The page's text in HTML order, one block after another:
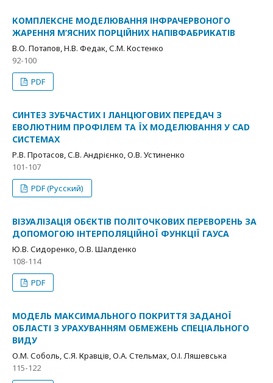
КОМПЛЕКСНЕ МОДЕЛЮВАННЯ ІНФРАЧЕРВОНОГО
ЖАРЕННЯ М’ЯСНИХ ПОРЦІЙНИХ НАПІВФАБРИКАТІВ
В.О. Потапов, Н.В. Федак, С.М. Костенко
92-100
PDF
СИНТЕЗ ЗУБЧАСТИХ І ЛАНЦЮГОВИХ ПЕРЕДАЧ З
ЕВОЛЮТНИМ ПРОФІЛЕМ ТА ЇХ МОДЕЛЮВАННЯ У CAD
СИСТЕМАХ
Р.B. Протасов, С.В. Андрієнко, О.В. Устиненко
101-107
PDF (Русский)
ВІЗУАЛІЗАЦІЯ ОБЄКТІВ ПОЛІТОЧКОВИХ ПЕРЕВОРЕНЬ ЗА
ДОПОМОГОЮ ІНТЕРПОЛЯЦІЙНОЇ ФУНКЦІЇ ГАУСА
Ю.В. Сидоренко, О.В. Шалденко
108-114
PDF
МОДЕЛЬ МАКСИМАЛЬНОГО ПОКРИТТЯ ЗАДАНОЇ
ОБЛАСТІ З УРАХУВАННЯМ ОБМЕЖЕНЬ СПЕЦІАЛЬНОГО
ВИДУ
О.М. Соболь, С.Я. Кравців, О.А. Стельмах, О.І. Ляшевська
115-122